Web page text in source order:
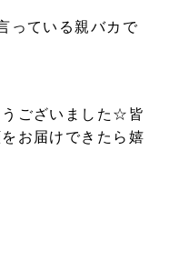
っている親バカで
ございました☆皆
お届けできたら嬉